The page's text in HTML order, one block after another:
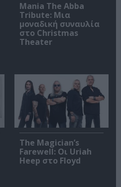
Mania The Abba
Tribute: Μια
μοναδική συναυλία
στο Christmas
Theater
The Magician’s
Farewell: Οι Uriah
Heep στο Floyd